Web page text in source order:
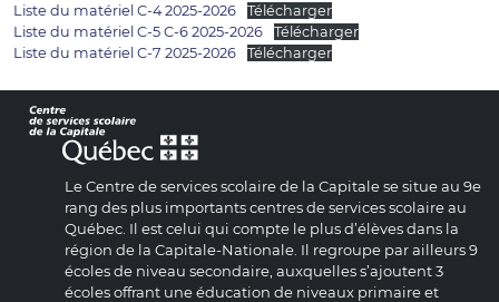
Liste du matériel C-4 2025-2026
Télécharger
Liste du matériel C-5 C-6 2025-2026
Télécharger
Liste du matériel C-7 2025-2026
Télécharger
Le Centre de services scolaire de la Capitale se situe au 9e
rang des plus importants centres de services scolaire au
Québec. Il est celui qui compte le plus d’élèves dans la
région de la Capitale-Nationale. Il regroupe par ailleurs 9
écoles de niveau secondaire, auxquelles s’ajoutent 3
écoles offrant une éducation de niveaux primaire et